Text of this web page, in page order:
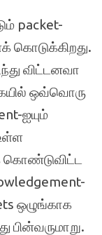
packet-
கொடுக்கிறது.
விட்டனவா
ஒவ்வொரு
ஐயும்
கொண்டுவிட்ட
ஒழுங்காக
பின்வருமாறு.